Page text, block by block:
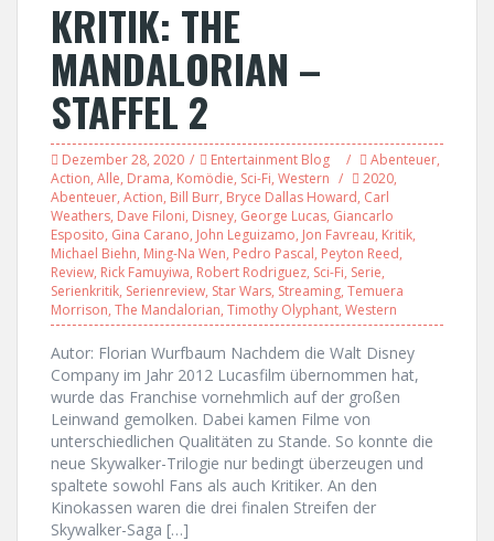
KRITIK: THE
MANDALORIAN –
STAFFEL 2
Dezember 28, 2020 Entertainment Blog Abenteuer,
Action, Alle, Drama, Komödie, Sci-Fi, Western 2020,
Abenteuer, Action, Bill Burr, Bryce Dallas Howard, Carl
Weathers, Dave Filoni, Disney, George Lucas, Giancarlo
Esposito, Gina Carano, John Leguizamo, Jon Favreau, Kritik,
Michael Biehn, Ming-Na Wen, Pedro Pascal, Peyton Reed,
Review, Rick Famuyiwa, Robert Rodriguez, Sci-Fi, Serie,
Serienkritik, Serienreview, Star Wars, Streaming, Temuera
Morrison, The Mandalorian, Timothy Olyphant, Western
Autor: Florian Wurfbaum Nachdem die Walt Disney
Company im Jahr 2012 Lucasfilm übernommen hat,
wurde das Franchise vornehmlich auf der großen
Leinwand gemolken. Dabei kamen Filme von
unterschiedlichen Qualitäten zu Stande. So konnte die
neue Skywalker-Trilogie nur bedingt überzeugen und
spaltete sowohl Fans als auch Kritiker. An den
Kinokassen waren die drei finalen Streifen der
Skywalker-Saga […]